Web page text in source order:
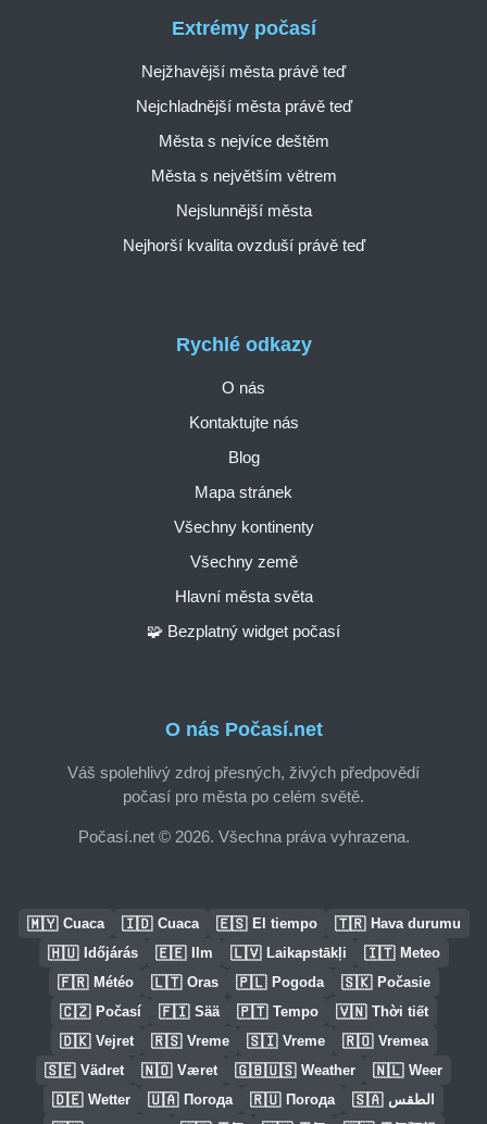
O nás Počasí.net
Váš spolehlivý zdroj přesných, živých předpovědí
počasí pro města po celém světě.
Počasí.net © 2026. Všechna práva vyhrazena.
Rychlé odkazy
O nás
Kontaktujte nás
Blog
Mapa stránek
Všechny kontinenty
Všechny země
Hlavní města světa
🧩 Bezplatný widget počasí
Extrémy počasí
Nejžhavější města právě teď
Nejchladnější města právě teď
Města s nejvíce deštěm
Města s největším větrem
Nejslunnější města
Nejhorší kvalita ovzduší právě teď
🇲🇾 Cuaca 🇮🇩 Cuaca 🇪🇸 El tiempo 🇹🇷 Hava durumu
🇭🇺 Időjárás 🇪🇪 Ilm 🇱🇻 Laikapstākļi 🇮🇹 Meteo
🇫🇷 Météo 🇱🇹 Oras 🇵🇱 Pogoda 🇸🇰 Počasie
🇨🇿 Počasí 🇫🇮 Sää 🇵🇹 Tempo 🇻🇳 Thời tiết
🇩🇰 Vejret 🇷🇸 Vreme 🇸🇮 Vreme 🇷🇴 Vremea
🇸🇪 Vädret 🇳🇴 Været 🇬🇧🇺🇸 Weather 🇳🇱 Weer
🇩🇪 Wetter 🇺🇦 Погода 🇷🇺 Погода 🇸🇦 الطقس